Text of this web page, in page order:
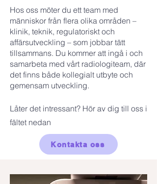
Hos oss möter du ett team med
människor från flera olika områden –
klinik, teknik, regulatoriskt och
affärsutveckling – som jobbar tätt
tillsammans. Du kommer att ingå i och
samarbeta med vårt radiologiteam, där
det finns både kollegialt utbyte och
gemensam utveckling.
Låter det intressant? Hör av dig till oss i
fältet nedan
Kontakta oss